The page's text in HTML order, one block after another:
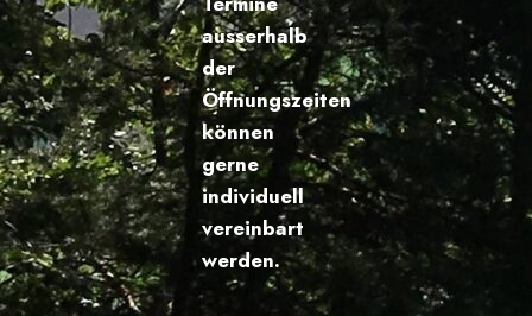
ausserhalb
der
Öffnungszeiten
können
gerne
individuell
vereinbart
werden.